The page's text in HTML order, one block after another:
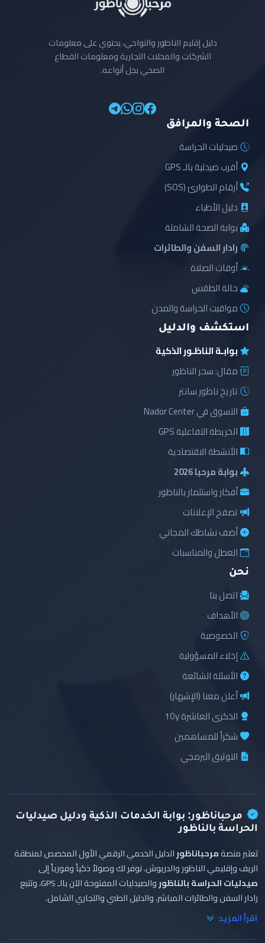
دليل إقليم الناظور والنواحي، يحتوي على معلومات
الشركات والمحلات التجارية ومعلومات القطاع
الصحي بجل أنواعه.
الصحة والمرافق
صيدليات الحراسة
أقرب صيدلية بالـ GPS
أرقام الطوارئ (SOS)
دليل الأطباء
بوابة الصحة الشاملة
رادار السفن والطائرات
أوقات الصلاة
حالة الطقس
مواقيت الحراسة والمدن
استكشف والدليل
بوابـة الناظـور الذكية
مقال: سحر الناظور
تاريخ ناظور سانتر
التسوق في Nador Center
الخريطة التفاعلية GPS
الأنشطة الاقتصادية
بوابة مرحبا 2026
أفكار واستثمار بالناظور
تصفح الإعلانات
أضف نشاطك المجاني
العطل والمناسبات
نحن
اتصل بنا
الأهداف
الخصوصية
إخلاء المسؤولية
الأسئلة الشائعة
أعلن معنا (الإشهار)
الذكرى العاشرة 10y
شكراً للمساهمين
التوثيق البرمجي
مرحباناظور: بوابة الخدمات الذكية ودليل صيدليات
الحراسة بالناظور
تعتبر منصةمرحباناظورالدليل الخدمي الرقمي الأول المخصص لمنطقة
الريف وإقليمي الناظور والدريوش. نوفر لك وصولاً ذكياً وفورياً إلى
صيدليات الحراسة بالناظور
والصيدليات المفتوحة الآن بالـ GPS، وتتبع
رادار السفن والطائرات المباشر، والدليل الطبي والتجاري الشامل.
اقرأ المزيد